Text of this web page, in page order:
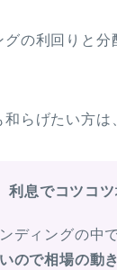
グの利回りと
らげたい方は
利息でコツコ
ディングの中
ので相場の動